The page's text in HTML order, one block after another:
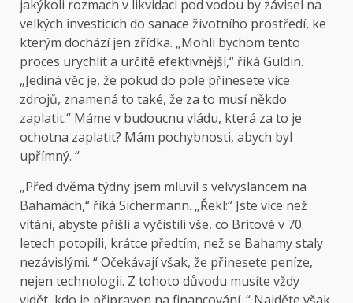
jakýkoli rozmach v likvidaci pod vodou by závisel na
velkých investicích do sanace životního prostředí, ke
kterým dochází jen zřídka. „Mohli bychom tento
proces urychlit a určitě efektivnější,“ říká Guldin.
„Jediná věc je, že pokud do pole přinesete více
zdrojů, znamená to také, že za to musí někdo
zaplatit.“ Máme v budoucnu vládu, která za to je
ochotna zaplatit? Mám pochybnosti, abych byl
upřímný. “
„Před dvěma týdny jsem mluvil s velvyslancem na
Bahamách,“ říká Sichermann. „Řekl:“ Jste více než
vítáni, abyste přišli a vyčistili vše, co Britové v 70.
letech potopili, krátce předtím, než se Bahamy staly
nezávislými. “ Očekávají však, že přinesete peníze,
nejen technologii. Z tohoto důvodu musíte vždy